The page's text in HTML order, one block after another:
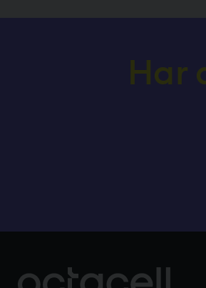
Har